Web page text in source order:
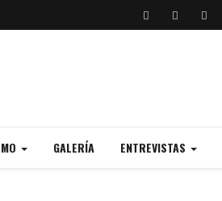
GALERÍA ENTREVISTAS